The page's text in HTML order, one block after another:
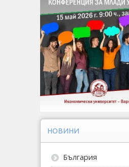
НОВИНИ
България